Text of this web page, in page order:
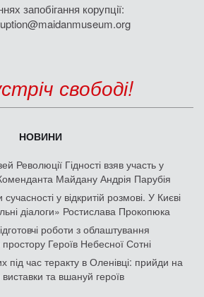
запобігання корупції:
свободі!
НОВИНИ
Революції Гідності взяв участь у
Майдану Андрія Парубія
у відкритій розмові. У Києві
діалоги» Ростислава Прокопюка
роботи з облаштування
Героїв Небесної Сотні
під час теракту в Оленівці: прийди на
виставки та вшануй героїв